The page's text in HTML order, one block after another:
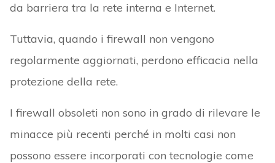
da barriera tra la rete interna e Internet.
Tuttavia, quando i firewall non vengono
regolarmente aggiornati, perdono efficacia nella
protezione della rete.
I firewall obsoleti non sono in grado di rilevare le
minacce più recenti perché in molti casi non
possono essere incorporati con tecnologie come